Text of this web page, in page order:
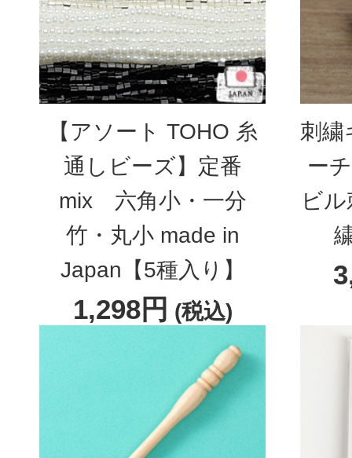
【アソート TOHO 糸
通しビーズ】定番
mix 六角小・一分
竹・丸小 made in
Japan【5種入り】
1,298円 (税込)
刺
ー
ビ